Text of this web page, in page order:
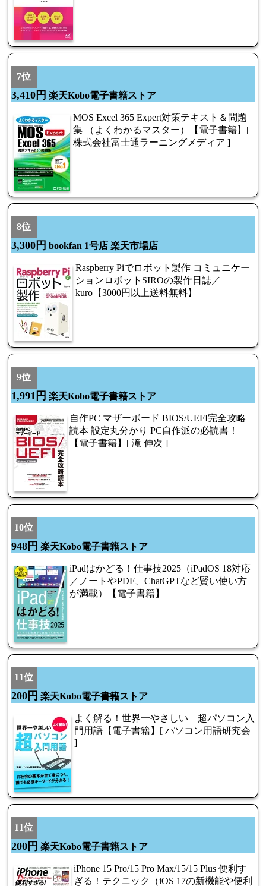
7位
3,410円 楽天Kobo電子書籍ストア
MOS Excel 365 Expert対策テキスト＆問題
集 （よくわかるマスター）【電子書籍】[
株式会社富士通ラーニングメディア ]
8位
3,300円 bookfan 1号店 楽天市場店
Raspberry Piでロボット製作 コミュニケー
ションロボットSIROの製作日誌／
kuro【3000円以上送料無料】
9位
1,991円 楽天Kobo電子書籍ストア
自作PC マザーボード BIOS/UEFI完全攻略
読本 設定丸分かり PC自作派の必読書！
【電子書籍】[ 滝 伸次 ]
10位
948円 楽天Kobo電子書籍ストア
iPadはかどる！仕事技2025（iPadOS 18対応
／ノートやPDF、ChatGPTなど賢い使い方
が満載）【電子書籍】
11位
200円 楽天Kobo電子書籍ストア
よく解る！世界一やさしい 超パソコン入
門用語【電子書籍】[ パソコン用語研究会
]
11位
200円 楽天Kobo電子書籍ストア
iPhone 15 Pro/15 Pro Max/15/15 Plus 便利す
ぎる！テクニック（iOS 17の新機能や便利